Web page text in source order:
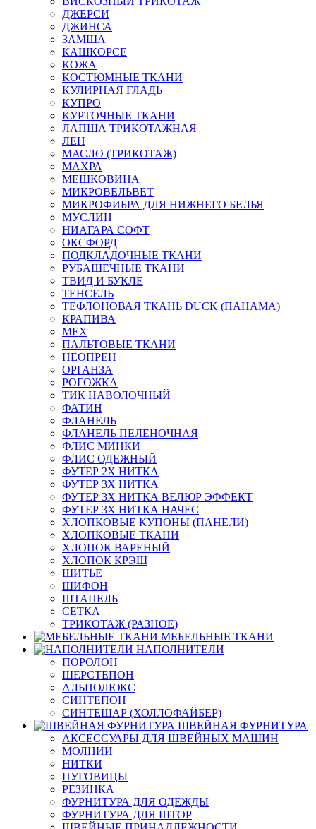
ДЖЕРСИ
ДЖИНСА
ЗАМША
КАШКОРСЕ
КОЖА
КОСТЮМНЫЕ ТКАНИ
КУЛИРНАЯ ГЛАДЬ
КУПРО
КУРТОЧНЫЕ ТКАНИ
ЛАПША ТРИКОТАЖНАЯ
ЛЕН
МАСЛО (ТРИКОТАЖ)
МАХРА
МЕШКОВИНА
МИКРОВЕЛЬВЕТ
МИКРОФИБРА ДЛЯ НИЖНЕГО БЕЛЬЯ
МУСЛИН
НИАГАРА СОФТ
ОКСФОРД
ПОДКЛАДОЧНЫЕ ТКАНИ
РУБАШЕЧНЫЕ ТКАНИ
ТВИД И БУКЛЕ
ТЕНСЕЛЬ
ТЕФЛОНОВАЯ ТКАНЬ DUCK (ПАНАМА)
КРАПИВА
МЕХ
ПАЛЬТОВЫЕ ТКАНИ
НЕОПРЕН
ОРГАНЗА
РОГОЖКА
ТИК НАВОЛОЧНЫЙ
ФАТИН
ФЛАНЕЛЬ
ФЛАНЕЛЬ ПЕЛЕНОЧНАЯ
ФЛИС МИНКИ
ФЛИС ОДЕЖНЫЙ
ФУТЕР 2Х НИТКА
ФУТЕР 3Х НИТКА
ФУТЕР 3Х НИТКА ВЕЛЮР ЭФФЕКТ
ФУТЕР 3Х НИТКА НАЧЕС
ХЛОПКОВЫЕ КУПОНЫ (ПАНЕЛИ)
ХЛОПКОВЫЕ ТКАНИ
ХЛОПОК ВАРЕНЫЙ
ХЛОПОК КРЭШ
ШИТЬЕ
ШИФОН
ШТАПЕЛЬ
СЕТКА
ТРИКОТАЖ (РАЗНОЕ)
МЕБЕЛЬНЫЕ ТКАНИ
НАПОЛНИТЕЛИ
ПОРОЛОН
ШЕРСТЕПОН
АЛЬПОЛЮКС
СИНТЕПОН
СИНТЕШАР (ХОЛЛОФАЙБЕР)
ШВЕЙНАЯ ФУРНИТУРА
АКСЕССУАРЫ ДЛЯ ШВЕЙНЫХ МАШИН
МОЛНИИ
НИТКИ
ПУГОВИЦЫ
РЕЗИНКА
ФУРНИТУРА ДЛЯ ОДЕЖДЫ
ФУРНИТУРА ДЛЯ ШТОР